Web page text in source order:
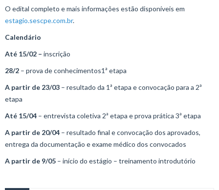
O edital completo e mais informações estão disponíveis em
estagio.sescpe.com.br.
Calendário
Até 15/02 – inscrição
28/2 – prova de conhecimentos1ª etapa
A partir de 23/03 – resultado da 1ª etapa e convocação para a 2ª
etapa
Até 15/04 – entrevista coletiva 2ª etapa e prova prática 3ª etapa
A partir de 20/04 – resultado final e convocação dos aprovados,
entrega da documentação e exame médico dos convocados
A partir de 9/05 – início do estágio – treinamento introdutório